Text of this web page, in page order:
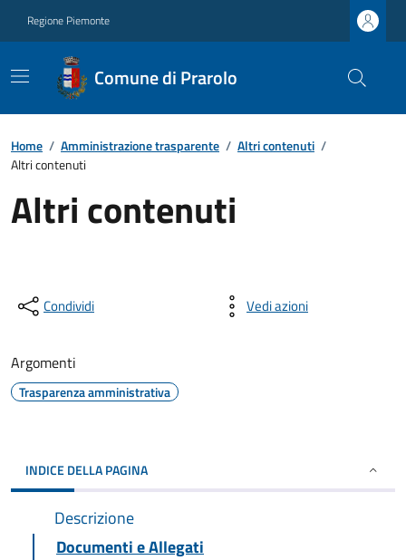
Regione Piemonte
Comune di Prarolo
Home / Amministrazione trasparente / Altri contenuti /
Altri contenuti
Altri contenuti
Condividi Vedi azioni
Argomenti
Trasparenza amministrativa
INDICE DELLA PAGINA
Descrizione
Documenti e Allegati